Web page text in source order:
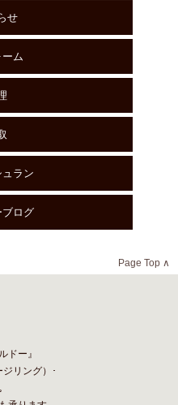
せ
ーム
ラン
ブログ
Page Top ∧
ドー』
ジリング）･